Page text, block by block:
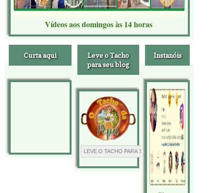
Vídeos aos domingos às 14 horas
Curta aqui
Leve o Tacho
para seu blog
Instanóis